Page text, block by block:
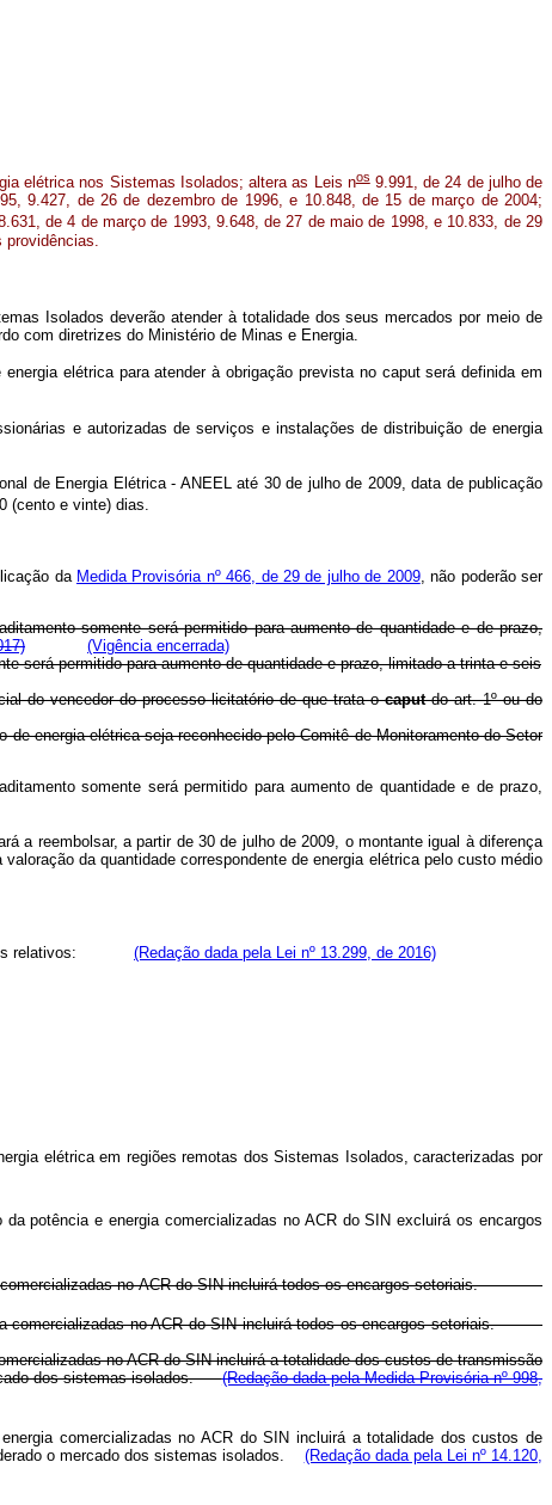
elétrica nos Sistemas Isolados; altera as Leis nos9.991, de 24 de julho de
9.427, de 26 de dezembro de 1996, e 10.848, de 15 de março de 2004;
de 4 de março de 1993, 9.648, de 27 de maio de 1998, e 10.833, de 29
Isolados deverão atender à totalidade dos seus mercados por meio de
com diretrizes do Ministério de Minas e Energia.
elétrica para atender à obrigação prevista no caputserá definida em
e autorizadas de serviços e instalações de distribuição de energia
de Energia Elétrica - ANEEL até 30 de julho de 2009, data de publicação
(cento e vinte) dias.
da Medida Provisória nº 466, de 29 de julho de 2009, não poderão ser
somente será permitido para aumento de quantidade e de prazo,
(Vigência encerrada)
será permitido para aumento de quantidade e prazo, limitado a trinta e seis
do vencedor do processo licitatório de que trata ocaputdo art. 1º ou do
energia elétrica seja reconhecido pelo Comitê de Monitoramento do Setor
somente será permitido para aumento de quantidade e de prazo,
a reembolsar, a partir de 30 de julho de 2009, o montante igual à diferença
da quantidade correspondente de energia elétrica pelo custo médio
relativos: (Redação dada pela Lei nº 13.299, de 2016)
elétrica em regiões remotas dos Sistemas Isolados, caracterizadas por
potência e energia comercializadas no ACR do SIN excluirá os encargos
comercializadas no ACR do SIN incluirá todos os encargos setoriais.
comercializadas no ACR do SIN incluirá todos os encargos setoriais.
no ACR do SIN incluirá a totalidade dos custos de transmissão
dos sistemas isolados.(Redação dada pela Medida Provisória nº 998,
comercializadas no ACR do SIN incluirá a totalidade dos custos de
o mercado dos sistemas isolados. (Redação dada pela Lei nº 14.120,